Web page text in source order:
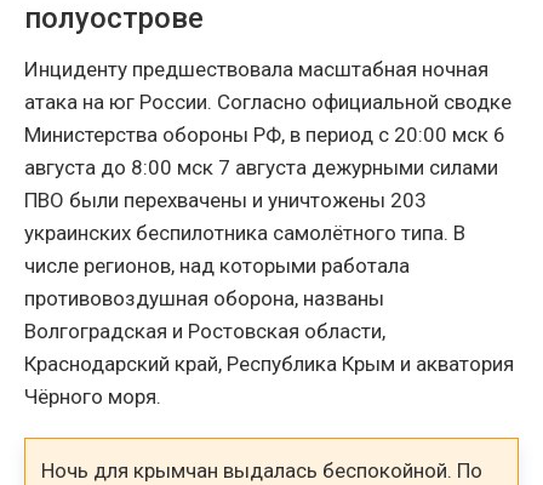
полуострове
Инциденту предшествовала масштабная ночная
атака на юг России. Согласно официальной сводке
Министерства обороны РФ, в период с 20:00 мск 6
августа до 8:00 мск 7 августа дежурными силами
ПВО были перехвачены и уничтожены 203
украинских беспилотника самолётного типа. В
числе регионов, над которыми работала
противовоздушная оборона, названы
Волгоградская и Ростовская области,
Краснодарский край, Республика Крым и акватория
Чёрного моря.
Ночь для крымчан выдалась беспокойной. По